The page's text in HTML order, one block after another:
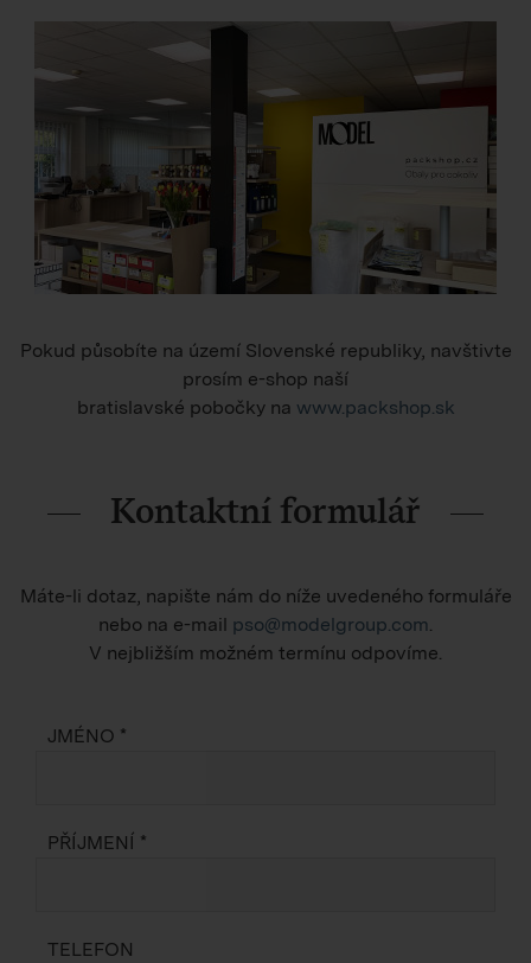
Pokud působíte na území Slovenské republiky, navštivte
prosím e-shop naší
bratislavské pobočky na www.packshop.sk
Kontaktní formulář
Máte-li dotaz, napište nám do níže uvedeného formuláře
nebo na e-mail pso@modelgroup.com
V nejbližším možném termínu odpovíme.
JMÉNO *
PŘÍJMENÍ *
TELEFON